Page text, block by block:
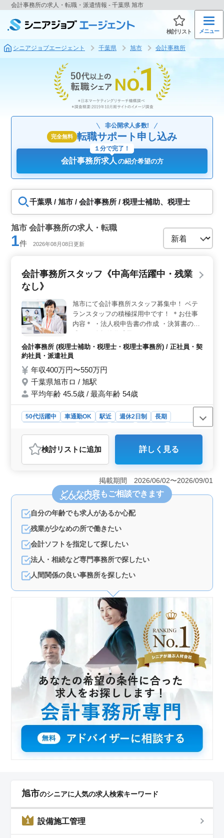
会計事務所の求人・転職・派遣情報 - 千葉県 旭市
検討リスト メニュー
シニアジョブエージェント 千葉県 旭市 会計事務所
完全無料
非公開求人多数!
転職サポート申し込み
会計事務所求人 の紹介希望の方
１分で完了！
千葉県 / 旭市 / 会計事務所 / 税理士補助、税理士
旭市 会計事務所の求人・転職
1件 2026年08月08日更新
会計事務所スタッフ《中高年活躍中・残業
なし》
旭市にて会計事務所スタッフ募集中！ ベテ
ランスタッフの積極採用中です！ ＊お仕事
内容＊ ・法人税申告書の作成 ・決算書の作
ントへの業績報告 ・会計ソフトの導入サポ
ート ＊ポイント＊ ・駅チカ ・車通勤可 ・
社会保険完備 ・経験者の募集 ・税理士条件
優遇 現在50歳以上も活躍している企業で
す。 ぜひ今までの経験を活かして働ける方
のご応募お待ちしております！ 若いスタッ
フが経験者の力を必要としています。 ぜひ
ご応募ください！！
会計事務所 (税理士補助・税理士・税理士事務所) / 正社員・契
約社員・派遣社員
年収400万円〜550万円
千葉県旭市ロ / 旭駅
平均年齢 45.5歳 / 最高年齢 54歳
50代活躍中 車通勤OK 駅近 週休2日制
長期
派遣社員
おすすめポイント
＜経験者優遇＞ 会計事務所での勤務経験が5年以上ある
方を対象としています。法人税申告書や決算書の作成な
ど、専門知識を活かした業務に携わっていただきま
す。 ＜ワークライフバランス＞ 週休2日制で、残業
が少なめで、プライベートの時間を大切にできます。土
日祝が休みで、年末年始やGW休暇などの長期休暇もあり
ます。 ＜通勤の利便性＞ 旭駅から近く、車通勤も
可能です。通勤手当の支給があり、通勤の負担も少ない
です。
検討リスト に追加 詳しく見る
掲載期間 2026/06/02〜2026/09/01
どんな内容もご相談できます
自分の年齢でも求人があるか心配
残業が少なめの所で働きたい
会計ソフトを指定して探したい
法人・相続など専門事務所で探したい
人間関係の良い事務所を探したい
旭市のシニアに人気の求人検索キーワード
1 設備施工管理